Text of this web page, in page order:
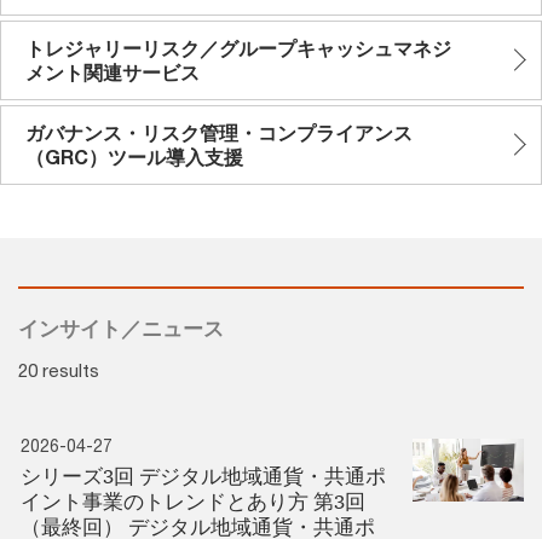
トレジャリーリスク／グループキャッシュマネジ
メント関連サービス
ガバナンス・リスク管理・コンプライアンス
（GRC）ツール導入支援
インサイト／ニュース
20 results
2026-04-27
シリーズ3回 デジタル地域通貨・共通ポ
イント事業のトレンドとあり方 第3回
（最終回） デジタル地域通貨・共通ポ